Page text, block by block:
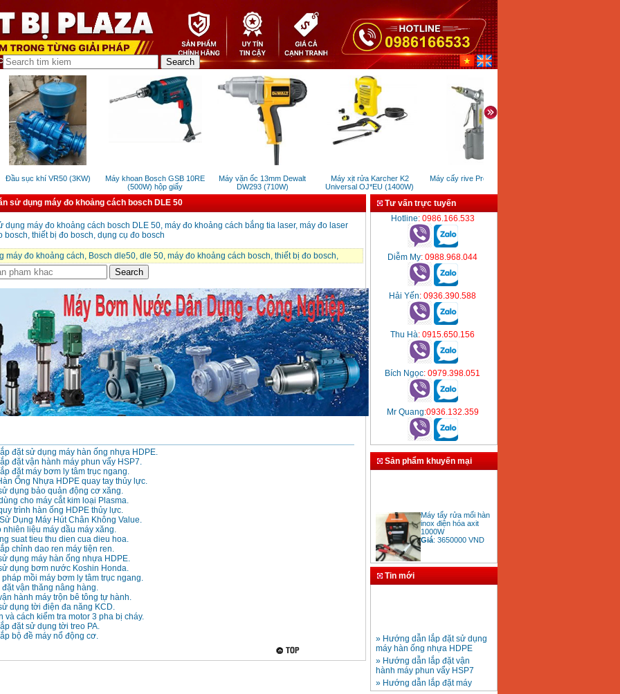
Đầu sục khí VR50 (3KW)
Máy khoan Bosch GSB 10RE
(500W) hộp giấy
Máy vặn ốc 13mm Dewalt
DW293 (710W)
Máy xịt rửa Karcher K2
Universal OJ*EU (1400W)
Máy cấy rive Prona RP0123
sử dụng máy đo khoảng cách bosch DLE 50
dụng máy đo khoảng cách bosch DLE 50, máy đo khoảng cách bắng tia laser, máy đo laser
bosch, thiết bị đo bosch, dụng cụ đo bosch
máy đo khoảng cách, Bosch dle50, dle 50, máy đo khoảng cách bosch, thiết bị đo bosch,
đặt sử dụng máy hàn ống nhựa HDPE.
đặt vận hành máy phun vẩy HSP7.
đặt máy bơm ly tâm trục ngang.
Ống Nhựa HDPE quay tay thủy lực.
dụng bảo quản động cơ xăng.
cho máy cắt kim loại Plasma.
trình hàn ống HDPE thủy lực.
Dụng Máy Hút Chân Không Value.
nhiên liệu máy dầu máy xăng.
suat tieu thu dien cua dieu hoa.
chỉnh dao ren máy tiện ren.
dụng máy hàn ống nhựa HDPE.
dụng bơm nước Koshin Honda.
mồi máy bơm ly tâm trục ngang.
vận thăng nâng hàng.
hành máy trộn bê tông tự hành.
dụng tời điện đa năng KCD.
và cách kiểm tra motor 3 pha bị cháy.
đặt sử dụng tời treo PA.
bộ đề máy nổ động cơ.
Tư vấn trực tuyến
Hotline: 0986.166.533
Diễm My: 0988.968.044
Hải Yến: 0936.390.588
Thu Hà: 0915.650.156
Bích Ngọc: 0979.398.051
Mr Quang:0936.132.359
Sản phẩm khuyến mại
Máy tẩy rửa mối hàn
inox điện hóa axit
1000W
Giá:3650000
Mũi khoan rút lõi bê
tông D20-D350
Giá:330000VND
Tin mới
» Hướng dẫn lắp đặt sử dụng
máy hàn ống nhựa HDPE
» Hướng dẫn lắp đặt vận
hành máy phun vẩy HSP7
» Hướng dẫn lắp đặt máy
bơm ly tâm trục ngang